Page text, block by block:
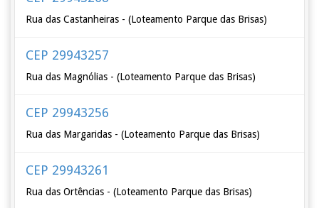
Rua das Castanheiras - (Loteamento Parque das Brisas)
CEP 29943257
Rua das Magnólias - (Loteamento Parque das Brisas)
CEP 29943256
Rua das Margaridas - (Loteamento Parque das Brisas)
CEP 29943261
Rua das Ortências - (Loteamento Parque das Brisas)